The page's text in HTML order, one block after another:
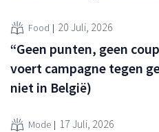
Food 20 Juli, 2026
“Geen punten, geen
voert campagne tegen
niet in België)
Mode 17 Juli, 2026